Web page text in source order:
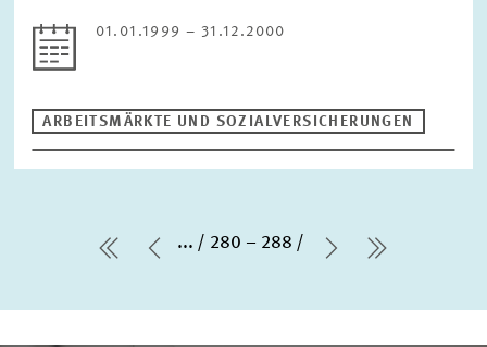
01.01.1999 – 31.12.2000
ARBEITSMÄRKTE UND SOZIALVERSICHERUNGEN
erste Seite
Vorherige Seite
... 280 – 288
Nächste Seite
letzte